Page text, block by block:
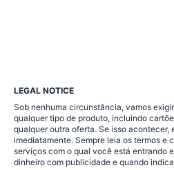
LEGAL NOTICE
Sob nenhuma circunstância, vamos
qualquer tipo de produto, incluindo
qualquer outra oferta. Se isso
imediatamente. Sempre leia os termos e
serviços com o qual você está entrando
dinheiro com publicidade e quando